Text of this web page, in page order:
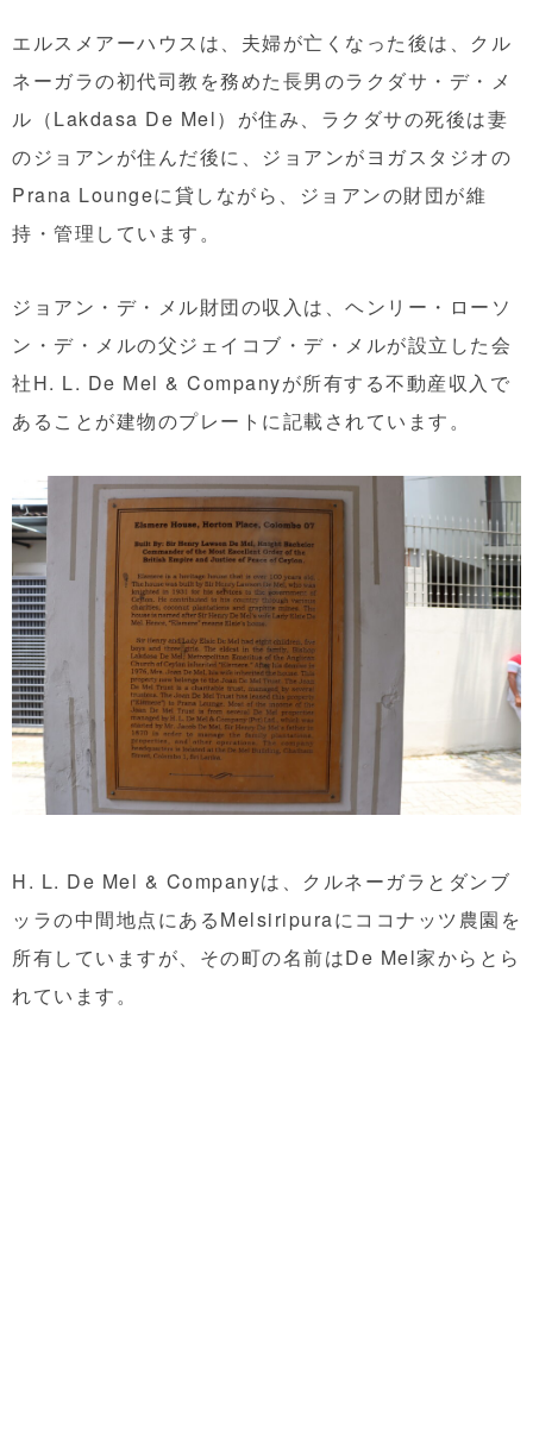
エルスメアーハウスは、夫婦が亡くなった後は、クル
ネーガラの初代司教を務めた長男のラクダサ・デ・メ
ル（Lakdasa De Mel）が住み、ラクダサの死後は妻
のジョアンが住んだ後に、ジョアンがヨガスタジオの
Prana Loungeに貸しながら、ジョアンの財団が維
持・管理しています。
ジョアン・デ・メル財団の収入は、ヘンリー・ローソ
ン・デ・メルの父ジェイコブ・デ・メルが設立した会
社H. L. De Mel & Companyが所有する不動産収入で
あることが建物のプレートに記載されています。
H. L. De Mel & Companyは、クルネーガラとダンブ
ッラの中間地点にあるMelsiripuraにココナッツ農園を
所有していますが、その町の名前はDe Mel家からとら
れています。